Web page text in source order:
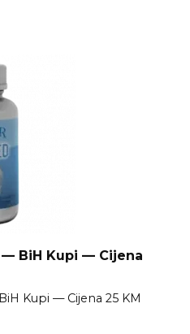
BiH Kupi — Cijena
Kupi — Cijena 25 KM